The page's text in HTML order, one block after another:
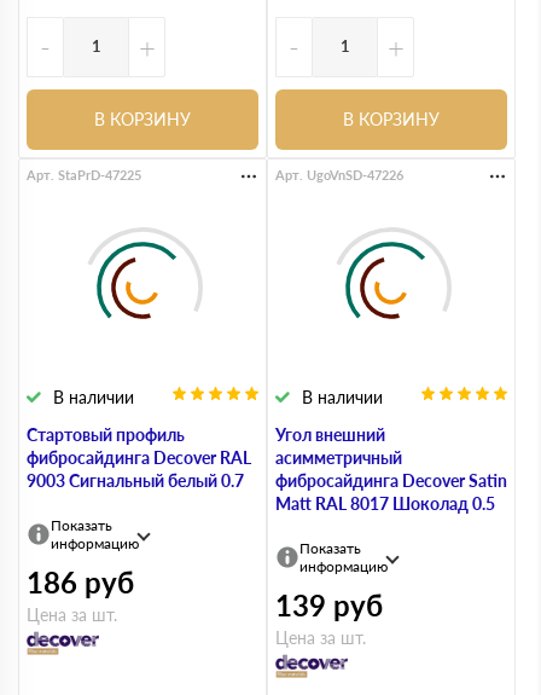
- +
В КОРЗИНУ
- +
В КОРЗИНУ
Стартовый профиль
фибросайдинга Decover RAL
9003 Сигнальный белый 0.7
В наличии
Арт. StaPrD-47225
Показать
информацию
186 руб
Цена за шт.
Угол внешний
асимметричный
фибросайдинга Decover Satin
Matt RAL 8017 Шоколад 0.5
В наличии
Арт. UgoVnSD-47226
Показать
информацию
139 руб
Цена за шт.